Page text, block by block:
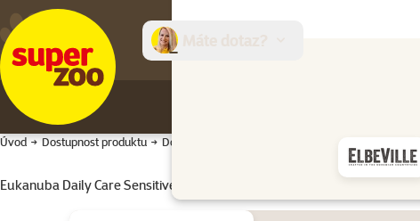
Úvod Dostupnost produktu Dostupnost produktu
Eukanuba Daily Care Sensitive Skin 2,3kg